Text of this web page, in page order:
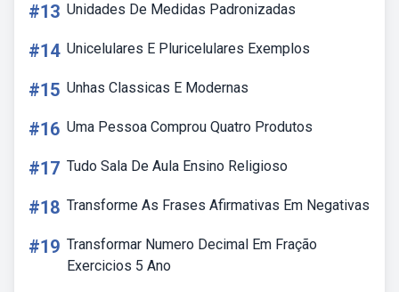
#13 Unidades De Medidas Padronizadas
#14 Unicelulares E Pluricelulares Exemplos
#15 Unhas Classicas E Modernas
#16 Uma Pessoa Comprou Quatro Produtos
#17 Tudo Sala De Aula Ensino Religioso
#18 Transforme As Frases Afirmativas Em Negativas
#19 Transformar Numero Decimal Em Fração
Exercicios 5 Ano